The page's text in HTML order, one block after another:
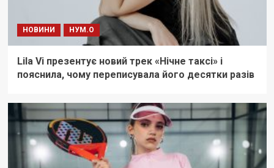
НОВИНИ НУМ.О
Lila Vi презентує новий трек «Нічне таксі» і
пояснила, чому переписувала його десятки разів